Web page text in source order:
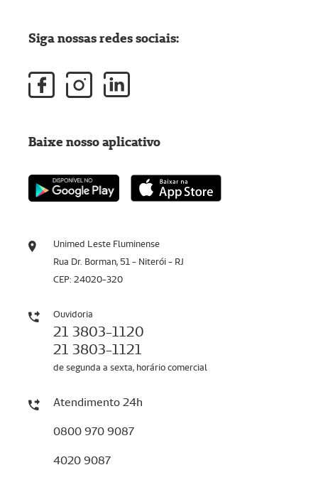
Unimed Leste Fluminense
Rua Dr. Borman, 51 - Niterói - RJ
CEP: 24020-320
Ouvidoria
21 3803-1120
21 3803-1121
de segunda a sexta, horário comercial
Atendimento 24h
0800 970 9087
4020 9087
Siga nossas redes sociais:
Baixe nosso aplicativo